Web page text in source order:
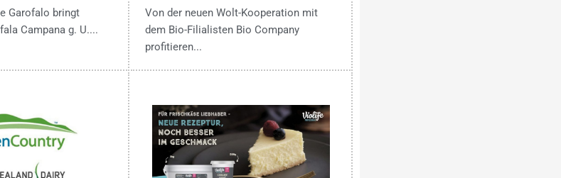
Garofalo bringt
Campana g. U....
Von der neuen Wolt-Kooperation mit
dem Bio-Filialisten Bio Company
profitieren...